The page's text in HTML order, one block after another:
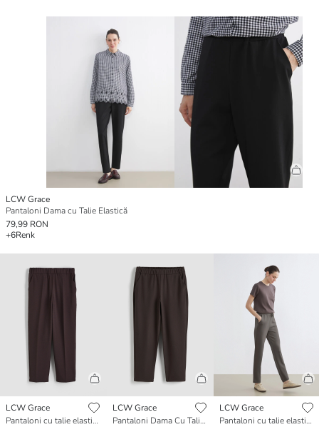
LCW Grace
Pantaloni Dama cu Talie Elastică
79,99 RON
+6Renk
LCW Grace
Pantaloni cu talie elastică pentru femei
LCW Grace
Pantaloni Dama Cu Talie Elastică
LCW Grace
Pantaloni cu talie elastică pentru femei